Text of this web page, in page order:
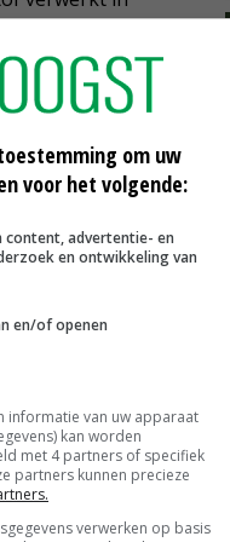
betreft veldgewas
weggaan voor
terug te
bij het
per week. Voor
tussen de
Het afzetseizoen
om uw
voor het volgende:
content, advertentie- en
en ontwikkeling van
en/of openen
informatie van uw apparaat
kan worden
met 4 partners of specifiek
partners kunnen precieze
verwerken op basis